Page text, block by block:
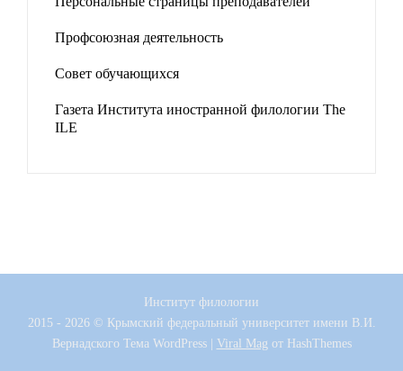
Профсоюзная деятельность
Совет обучающихся
Газета Института иностранной филологии The
ILE
Институт филологии
2015 - 2026 © Крымский федеральный университет имени В.И.
ВернадскогоТема WordPress | Viral Mag от HashThemes